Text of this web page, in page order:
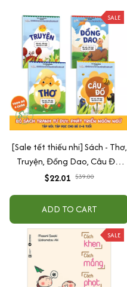
SALE
[Sale tết thiếu nhi] Sách - Thơ,
Truyện, Đồng Dao, Câu Đố,
Tập Nói Tập Đọc Cho Bé 0-6
$22.01 $39.00
ADD TO CART
SALE